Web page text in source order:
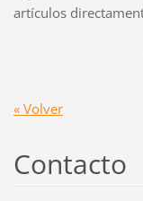
artículos
« Volver
Contacto